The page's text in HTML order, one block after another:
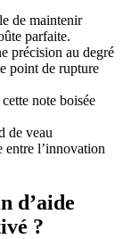
de maintenir
parfaite.
précision au degré
point de rupture
note boisée
de veau
entre l’innovation
d’aide
?